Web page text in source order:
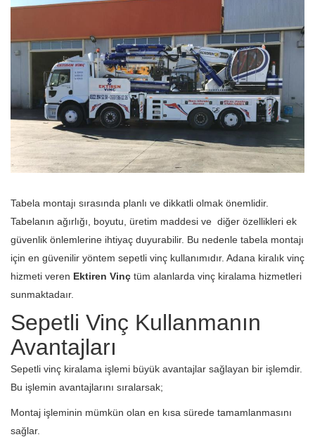
Tabela montajı sırasında planlı ve dikkatli olmak önemlidir.
Tabelanın ağırlığı, boyutu, üretim maddesi ve diğer özellikleri ek
güvenlik önlemlerine ihtiyaç duyurabilir. Bu nedenle tabela montajı
için en güvenilir yöntem sepetli vinç kullanımıdır. Adana kiralık vinç
hizmeti veren Ektiren Vinç tüm alanlarda vinç kiralama hizmetleri
sunmaktadaır.
Sepetli Vinç Kullanmanın
Avantajları
Sepetli vinç kiralama işlemi büyük avantajlar sağlayan bir işlemdir.
Bu işlemin avantajlarını sıralarsak;
Montaj işleminin mümkün olan en kısa sürede tamamlanmasını
sağlar.